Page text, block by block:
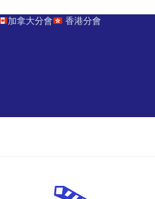
加拿大分會 香港分會